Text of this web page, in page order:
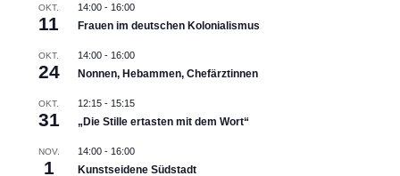
OKT.
11
14:00- 16:00
Frauen im deutschen Kolonialismus
OKT.
24
14:00- 16:00
Nonnen, Hebammen, Chefärztinnen
OKT.
31
12:15- 15:15
„Die Stille ertasten mit dem Wort“
NOV.
1
14:00- 16:00
Kunstseidene Südstadt